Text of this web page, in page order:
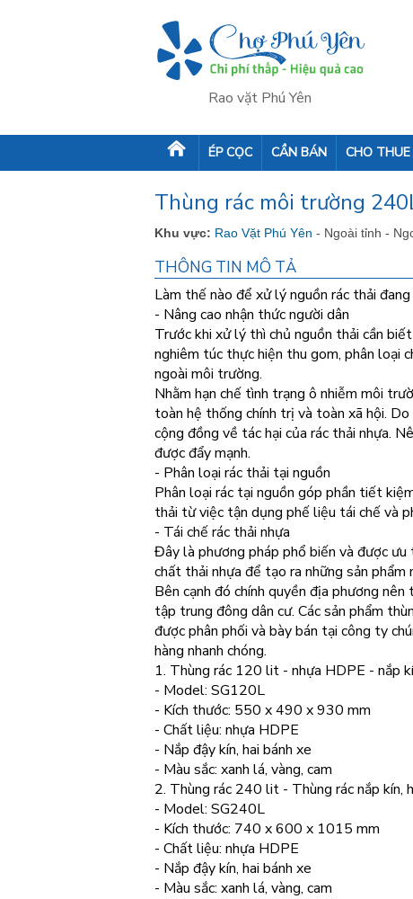
Rao vặt Phú Yên
ÉP CỌC CẦN BÁN CHO
Thùng rác môi trường
Khu vực: Rao Vặt Phú Yên - Ngoài tỉnh -
THÔNG TIN MÔ TẢ
Làm thế nào để xử lý nguồn rác thải
- Nâng cao nhận thức người dân
Trước khi xử lý thì chủ nguồn thải cần
nghiêm túc thực hiện thu gom, phân loại
ngoài môi trường.
Nhằm hạn chế tình trạng ô nhiễm môi
toàn hệ thống chính trị và toàn xã hội.
cộng đồng về tác hại của rác thải nhựa.
được đẩy mạnh.
- Phân loại rác thải tại nguồn
Phân loại rác tại nguồn góp phần tiết
thải từ việc tận dụng phế liệu tái chế và
- Tái chế rác thải nhựa
Đây là phương pháp phổ biến và được
chất thải nhựa để tạo ra những sản phẩm
Bên cạnh đó chính quyền địa phương
tập trung đông dân cư. Các sản phẩm
được phân phối và bày bán tại công ty
hàng nhanh chóng.
1. Thùng rác 120 lit - nhựa HDPE - nắp
- Model: SG120L
- Kích thước: 550 x 490 x 930 mm
- Chất liệu: nhựa HDPE
- Nắp đậy kín, hai bánh xe
- Màu sắc: xanh lá, vàng, cam
2. Thùng rác 240 lit - Thùng rác nắp kín,
- Model: SG240L
- Kích thước: 740 x 600 x 1015 mm
- Chất liệu: nhựa HDPE
- Nắp đậy kín, hai bánh xe
- Màu sắc: xanh lá, vàng, cam